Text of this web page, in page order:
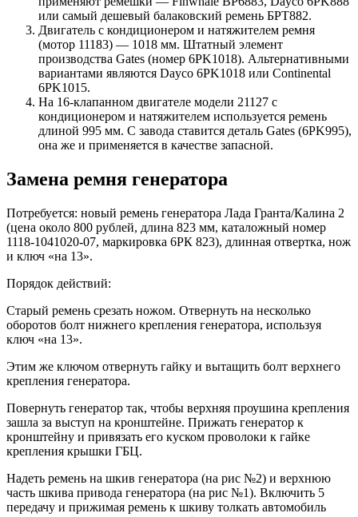
или самый дешевый балаковский ремень БРТ882.
Двигатель с кондиционером и натяжителем ремня
(мотор 11183) — 1018 мм. Штатный элемент
производства Gates (номер 6PK1018). Альтернативными
вариантами являются Dayco 6PK1018 или Continental
6PK1015.
На 16-клапанном двигателе модели 21127 с
кондиционером и натяжителем используется ремень
длиной 995 мм. С завода ставится деталь Gates (6PK995),
она же и применяется в качестве запасной.
Замена ремня генератора
Потребуется: новый ремень генератора Лада Гранта/Калина 2
(цена около 800 рублей, длина 823 мм, каталожный номер
1118-1041020-07, маркировка 6РК 823), длинная отвертка, нож
и ключ «на 13».
Порядок действий:
Старый ремень срезать ножом. Отвернуть на несколько
оборотов болт нижнего крепления генератора, используя
ключ «на 13».
Этим же ключом отвернуть гайку и вытащить болт верхнего
крепления генератора.
Повернуть генератор так, чтобы верхняя проушина крепления
зашла за выступ на кронштейне. Прижать генератор к
кронштейну и привязать его куском проволоки к гайке
крепления крышки ГБЦ.
Надеть ремень на шкив генератора (на рис №2) и верхнюю
часть шкива привода генератора (на рис №1). Включить 5
передачу и прижимая ремень к шкиву толкать автомобиль